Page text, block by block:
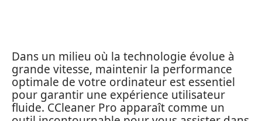
Dans un milieu où la technologie évolue à
grande vitesse, maintenir la performance
optimale de votre ordinateur est essentiel
pour garantir une expérience utilisateur
fluide. CCleaner Pro apparaît comme un